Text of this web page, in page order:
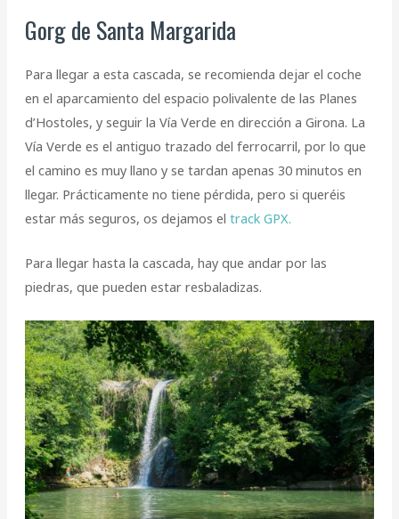
Gorg de Santa Margarida
Para llegar a esta cascada, se recomienda dejar el coche
en el aparcamiento del espacio polivalente de las Planes
d’Hostoles, y seguir la Vía Verde en dirección a Girona. La
Vía Verde es el antiguo trazado del ferrocarril, por lo que
el camino es muy llano y se tardan apenas 30 minutos en
llegar. Prácticamente no tiene pérdida, pero si queréis
estar más seguros, os dejamos el track GPX.
Para llegar hasta la cascada, hay que andar por las
piedras, que pueden estar resbaladizas.